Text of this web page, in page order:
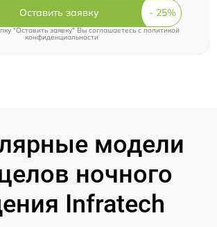
Оставить заявку
"Оставить заявку" Вы соглашаетесь cполитикой
конфиденциальности
модели
ночного
Infratech